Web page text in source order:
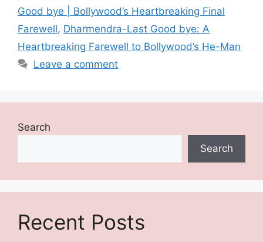
Good bye | Bollywood’s Heartbreaking Final
Farewell, Dharmendra-Last Good bye: A
Heartbreaking Farewell to Bollywood’s He-Man
Leave a comment
Search
Search
Recent Posts